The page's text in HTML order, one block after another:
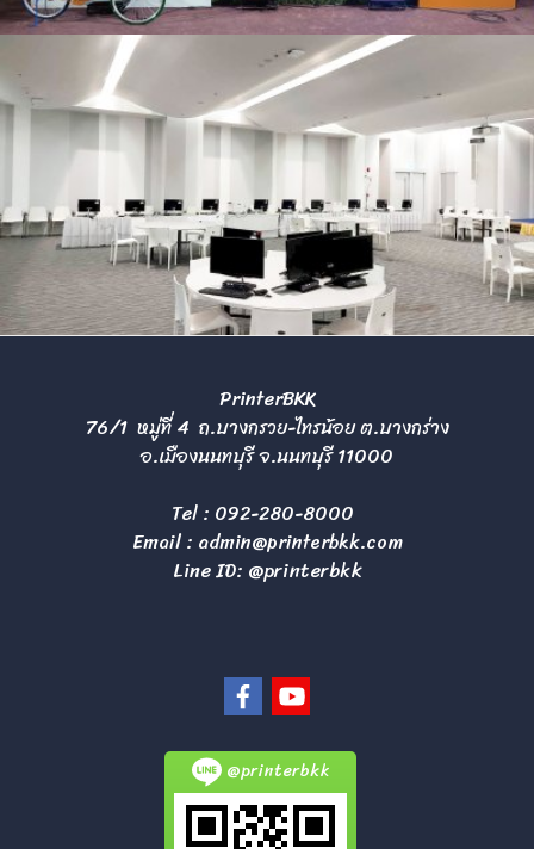
PrinterBKK
76/1 หมู่ที่ 4 ถ.บางกรวย-ไทรน้อย ต.บางกร่าง
อ.เมืองนนทบุรี จ.นนทบุรี 11000
Tel : 092-280-8000
Email : admin@printerbkk.com
Line ID: @printerbkk
@printerbkk